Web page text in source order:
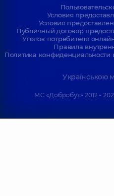
Условия
Условия
Публичный договор
Уголок потребителя
Правила
Политика конфиденциальности
Українською
МС «Добробут» 2012 -